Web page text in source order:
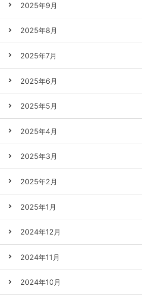
2025年9月
2025年8月
2025年7月
2025年6月
2025年5月
2025年4月
2025年3月
2025年2月
2025年1月
2024年12月
2024年11月
2024年10月